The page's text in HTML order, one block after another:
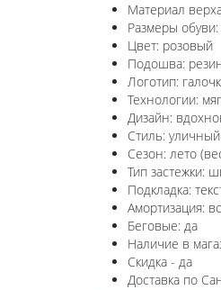
Материал
Размеры
Цвет: розовый
Подошва:
Логотип:
Технологии:
Дизайн:
Стиль:
Сезон: лето
Тип застежки:
Подкладка:
Амортизация:
Беговые: да
Наличие в
Скидка - да
Доставка по